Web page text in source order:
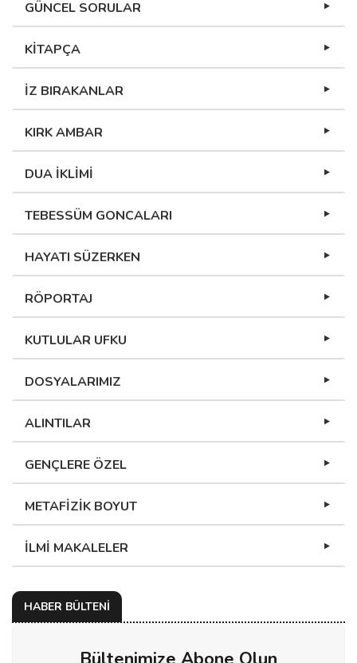
GÜNCEL SORULAR
KİTAPÇA
İZ BIRAKANLAR
KIRK AMBAR
DUA İKLİMİ
TEBESSÜM GONCALARI
HAYATI SÜZERKEN
RÖPORTAJ
KUTLULAR UFKU
DOSYALARIMIZ
ALINTILAR
GENÇLERE ÖZEL
METAFİZİK BOYUT
İLMİ MAKALELER
HABER BÜLTENİ